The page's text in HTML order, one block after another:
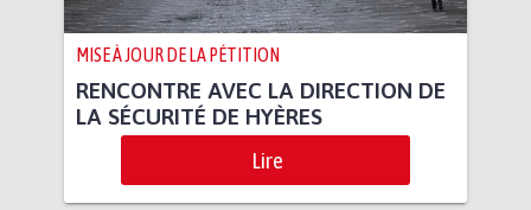
MISE À JOUR DE LA PÉTITION
RENCONTRE AVEC LA DIRECTION DE
LA SÉCURITÉ DE HYÈRES
Lire